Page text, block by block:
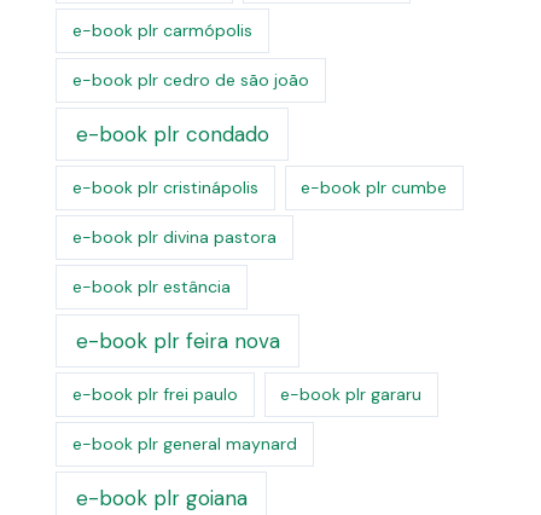
e-book plr carmópolis
e-book plr cedro de são joão
e-book plr condado
e-book plr cristinápolis e-book plr cumbe
e-book plr divina pastora
e-book plr estância
e-book plr feira nova
e-book plr frei paulo e-book plr gararu
e-book plr general maynard
e-book plr goiana